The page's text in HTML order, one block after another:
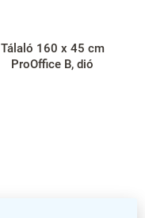
Tálaló 160 x 45 cm
ProOffice B, dió